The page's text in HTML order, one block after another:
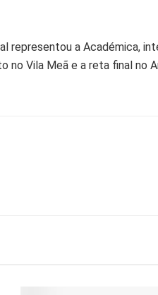
representou a Académica,
no Vila Meã e a reta final no